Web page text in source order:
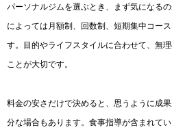
パーソナルジムを選ぶとき、まず気になる
によっては月額制、回数制、短期集中コー
す。目的やライフスタイルに合わせて、無
ことが大切です。
料金の安さだけで決めると、思うように成
分な場合もあります。食事指導が含まれて